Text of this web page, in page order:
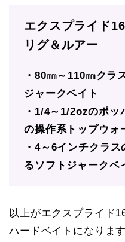
エクスプライド
リグ＆ルアー
・80㎜～110㎜クラ
ジャークベイト
・1/4～1/2ozのポ
の操作系トップウォ
・4～6インチクラ
るソフトジャークベ
以上がエクスプライド
ハードベイトになります